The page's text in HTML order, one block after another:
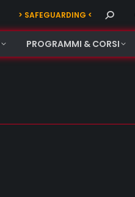
> SAFEGUARDING < Search:
PROGRAMMI & CORSI